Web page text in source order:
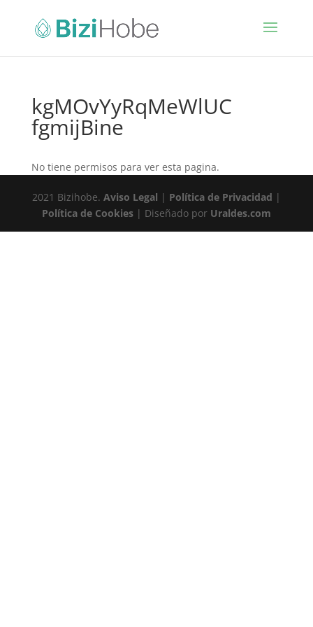
kgMOvYyRqMeWlUC
fgmijBine
No tiene permisos para ver esta pagina.
2021 Bizihobe. Aviso Legal | Política de Privacidad |
Política de Cookies| Diseñado por Uraldes.com